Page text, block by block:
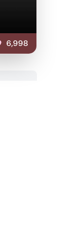
6,998